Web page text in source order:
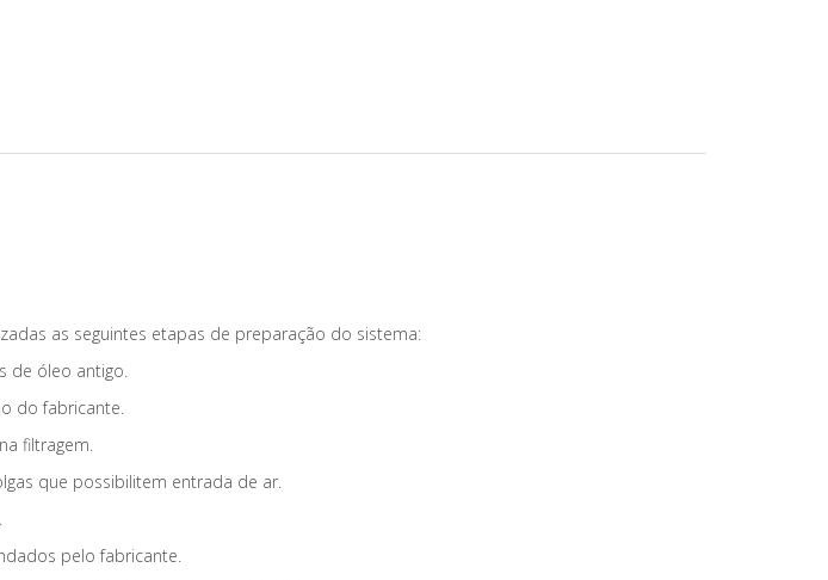
as seguintes etapas de preparação do sistema:
de óleo antigo.
do fabricante.
filtragem.
que possibilitem entrada de ar.
pelo fabricante.